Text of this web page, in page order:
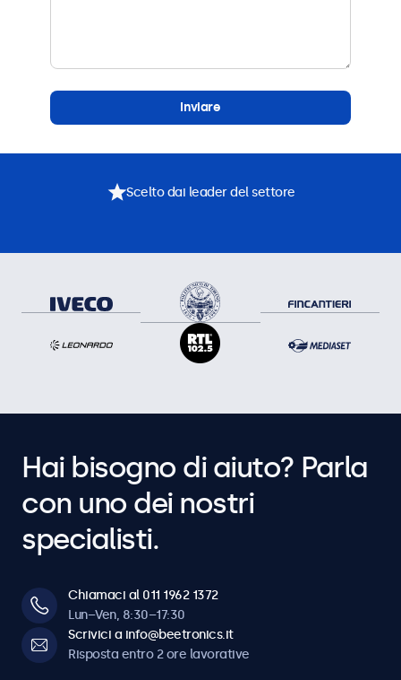
Inviare
Scelto dai leader del settore
Hai bisogno di aiuto? Parla
con uno dei nostri
specialisti.
Chiamaci al 011 1962 1372
Lun–Ven, 8:30–17:30
Scrivici a info@beetronics.it
Risposta entro 2 ore lavorative